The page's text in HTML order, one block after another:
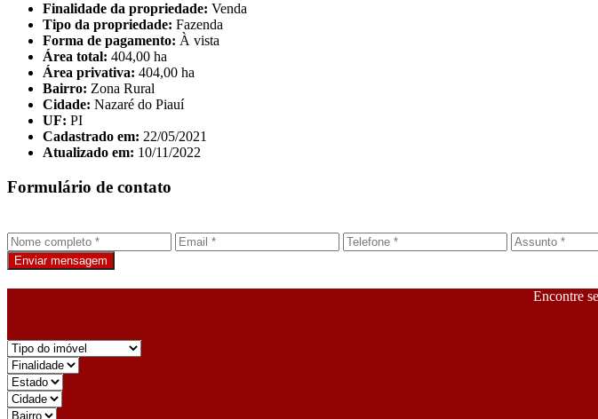
Finalidade da propriedade: Venda
Tipo da propriedade: Fazenda
Forma de pagamento: À vista
Área total: 404,00 ha
Área privativa: 404,00 ha
Bairro: Zona Rural
Cidade: Nazaré do Piauí
UF: PI
Cadastrado em: 22/05/2021
Atualizado em: 10/11/2022
Formulário de contato
Enviar mensagem
Encontre